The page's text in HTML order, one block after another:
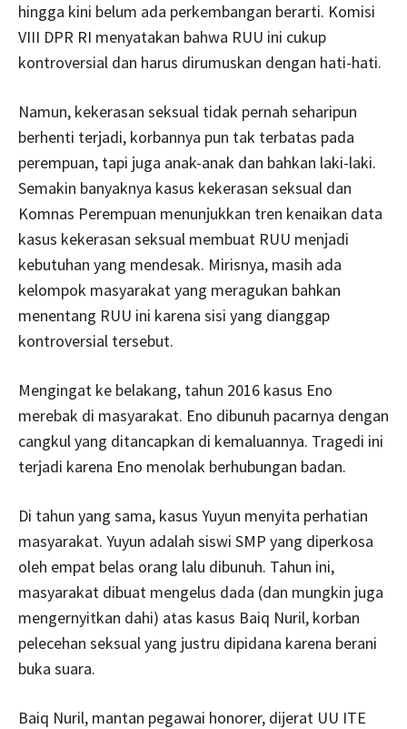
hingga kini belum ada perkembangan berarti. Komisi
VIII DPR RI menyatakan bahwa RUU ini cukup
kontroversial dan harus dirumuskan dengan hati-hati.
Namun, kekerasan seksual tidak pernah seharipun
berhenti terjadi, korbannya pun tak terbatas pada
perempuan, tapi juga anak-anak dan bahkan laki-laki.
Semakin banyaknya kasus kekerasan seksual dan
Komnas Perempuan menunjukkan tren kenaikan data
kasus kekerasan seksual membuat RUU menjadi
kebutuhan yang mendesak. Mirisnya, masih ada
kelompok masyarakat yang meragukan bahkan
menentang RUU ini karena sisi yang dianggap
kontroversial tersebut.
Mengingat ke belakang, tahun 2016 kasus Eno
merebak di masyarakat. Eno dibunuh pacarnya dengan
cangkul yang ditancapkan di kemaluannya. Tragedi ini
terjadi karena Eno menolak berhubungan badan.
Di tahun yang sama, kasus Yuyun menyita perhatian
masyarakat. Yuyun adalah siswi SMP yang diperkosa
oleh empat belas orang lalu dibunuh. Tahun ini,
masyarakat dibuat mengelus dada (dan mungkin juga
mengernyitkan dahi) atas kasus Baiq Nuril, korban
pelecehan seksual yang justru dipidana karena berani
buka suara.
Baiq Nuril, mantan pegawai honorer, dijerat UU ITE